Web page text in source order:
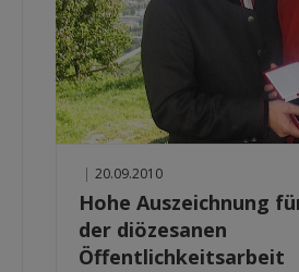
| 20.09.2010
Hohe Auszeichnung
der diözesanen
Öffentlichkeitsarbeit